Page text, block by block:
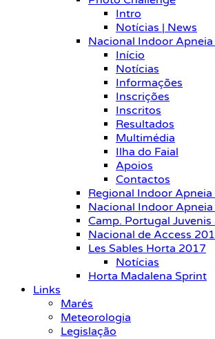
Intro
Notícias | News
Nacional Indoor
Início
Notícias
Informações
Inscrições
Inscritos
Resultados
Multimédia
Ilha do Faial
Apoios
Contactos
Regional Indoor
Nacional Indoor
Camp. Portugal
Nacional de Access
Les Sables Horta 2017
Notícias
Horta Madalena Sprint
Links
Marés
Meteorologia
Legislação